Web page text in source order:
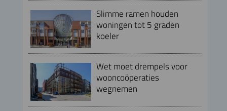
Slimme ramen houden
woningen tot 5 graden
koeler
Wet moet drempels voor
wooncoöperaties
wegnemen